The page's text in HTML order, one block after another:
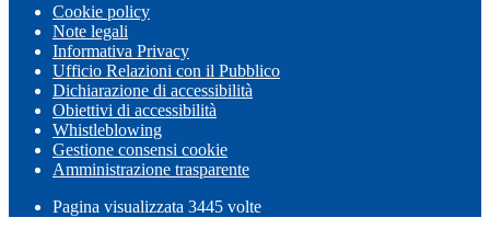
Cookie policy
Note legali
Informativa Privacy
Ufficio Relazioni con il Pubblico
Dichiarazione di accessibilità
Obiettivi di accessibilità
Whistleblowing
Gestione consensi cookie
Amministrazione trasparente
Pagina visualizzata 3445 volte